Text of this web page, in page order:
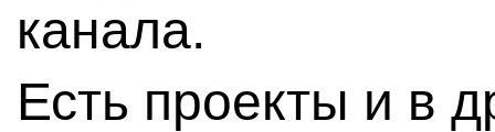
канала.
Есть проекты и в